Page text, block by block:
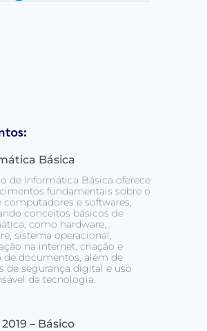
Básica
de Informática Básica oferece
fundamentais sobre o
computadores e softwares,
conceitos básicos de
como hardware,
sistema operacional,
na internet, criação e
de documentos, além de
de segurança digital e uso
da tecnologia.
– Básico